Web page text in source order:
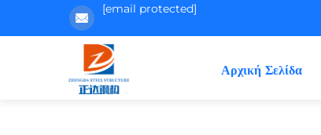
[email protected]
Αρχική Σελίδα